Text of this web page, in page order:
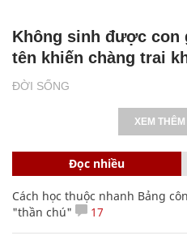
ĐỜI SỐNG
Không sinh được con
tên khiến chàng trai
XEM
Đọc nhiều
Cách học thuộc nhanh Bảng
"thần chú"
17